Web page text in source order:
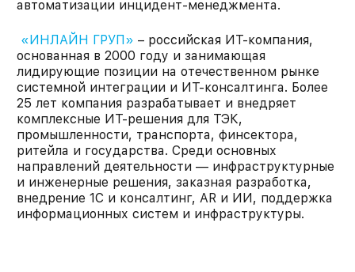
автоматизации инцидент-менеджмента.
«ИНЛАЙН ГРУП» – российская ИТ-компания,
основанная в 2000 году и занимающая
лидирующие позиции на отечественном рынке
системной интеграции и ИТ-консалтинга. Более
25 лет компания разрабатывает и внедряет
комплексные ИТ-решения для ТЭК,
промышленности, транспорта, финсектора,
ритейла и государства. Среди основных
направлений деятельности — инфраструктурные
и инженерные решения, заказная разработка,
внедрение 1С и консалтинг, AR и ИИ, поддержка
информационных систем и инфраструктуры.